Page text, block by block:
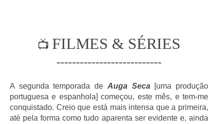
📺 FILMES & SÉRIES
---------------------------
A segunda temporada de Auga Seca[uma produção
portuguesa e espanhola] começou, este mês, e tem-me
conquistado. Creio que está mais intensa que a primeira,
até pela forma como tudo aparenta ser evidente e, ainda